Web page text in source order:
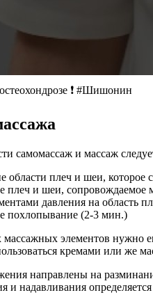
❗️ #Шишонин
самомассаж и массаж
области плеч и шеи,
плеч и шеи,
давления на область
похлопывание (2-3 мин.)
элементов нужно
кремами или же
направлены на
и надавливания